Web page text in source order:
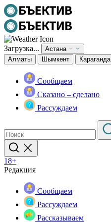
Загрузка...
Астана
Алматы
Шымкент Караганда
Сообщаем
Сказано – сделано
Рассуждаем
18+
Редакция
Сообщаем
Рассуждаем
Рассказываем